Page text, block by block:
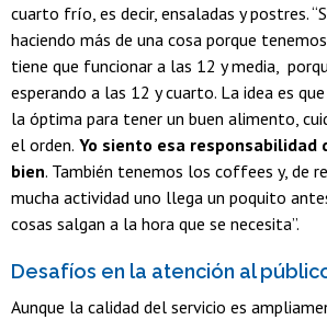
cuarto frío, es decir, ensaladas y postres.
haciendo más de una cosa porque
tiene que funcionar a las 12 y media,
esperando a las 12 y cuarto. La idea es
la óptima para tener un buen alimento,
el orden. Yo siento esa responsabilidad
bien. También tenemos los coffees y, de
mucha actividad uno llega un poquito
cosas salgan a la hora que se necesita”.
Desafíos en la atención al
Aunque la calidad del servicio es